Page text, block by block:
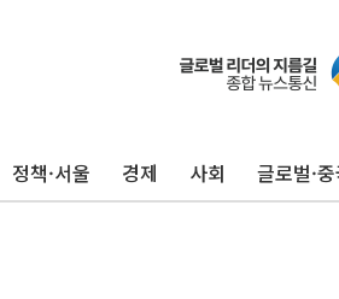
정책·서울 경제 사회 글로벌·